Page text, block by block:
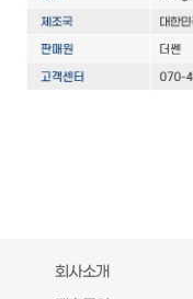
회사소개